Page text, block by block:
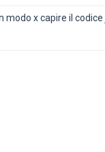
modo x capire il codice